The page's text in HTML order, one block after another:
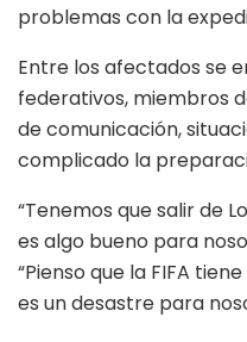
problemas con la
Entre los afectados se
federativos, miembros
de comunicación,
complicado la
“Tenemos que salir de
es algo bueno para
“Pienso que la FIFA
es un desastre para